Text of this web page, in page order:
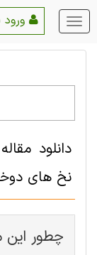
منو
اصلی
دانلود
نخ های
چطور این